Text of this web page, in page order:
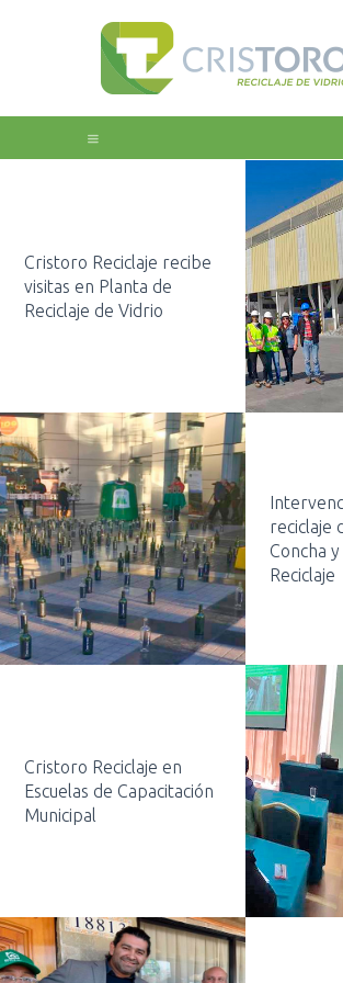
Home
Galeria
Noticias
Contacto
Cristoro Reciclaje recibe
visitas en Planta de
Reciclaje de Vidrio
reciclaje
Concha
Reciclaje
Cristoro Reciclaje en
Escuelas de Capacitación
Municipal